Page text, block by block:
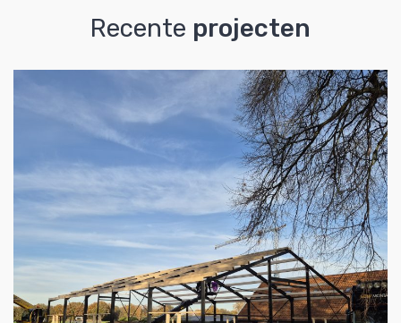
Recente projecten